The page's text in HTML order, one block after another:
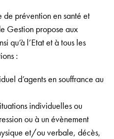
prévention en santé et
Gestion propose aux
qu’à l’Etat et à tous les
:
d’agents en souffrance au
individuelles ou
ou à un évènement
et/ou verbale, décès,